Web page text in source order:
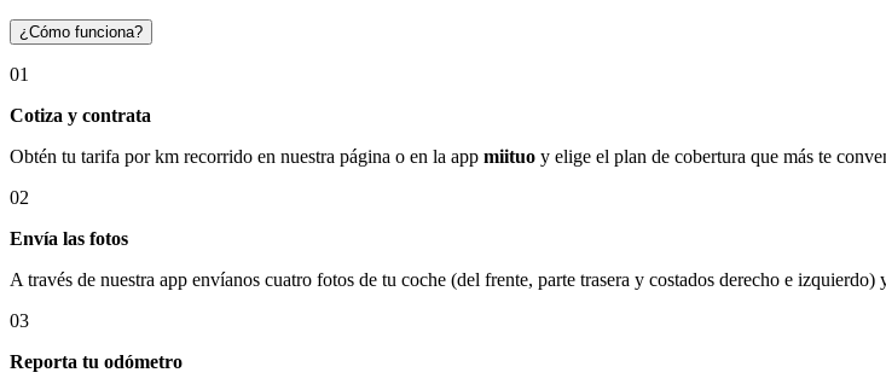
¿Cómo funciona?
01
Cotiza y contrata
Obtén tu tarifa por km recorrido en nuestra página o en la app miituo y elige el plan de cobertura que más te
02
Envía las fotos
A través de nuestra app envíanos cuatro fotos de tu coche (del frente, parte trasera y costados derecho e izquierdo)
03
Reporta tu odómetro